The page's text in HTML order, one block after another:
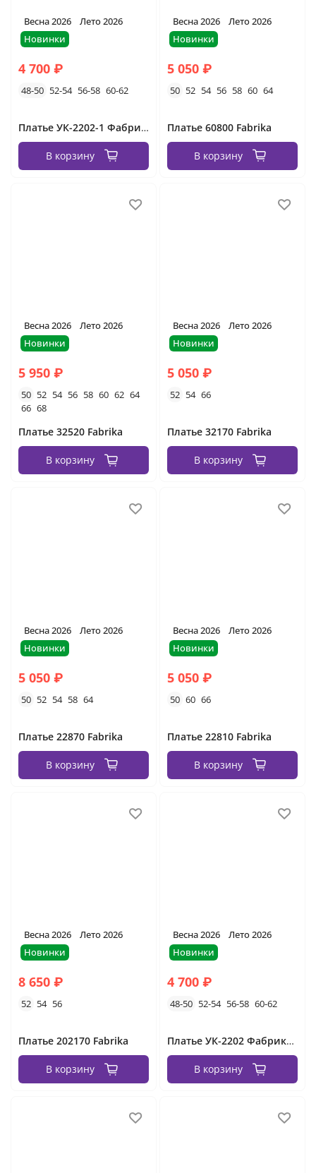
Весна 2026
Лето 2026
Новинки
4 700 ₽
48-50 52-54 56-58 60-62
Платье УК-2202-1 Фабрика Моды
В корзину
Весна 2026
Лето 2026
Новинки
5 050 ₽
50 52 54 56 58 60 64
Платье 60800 Fabrika
В корзину
Весна 2026
Лето 2026
Новинки
5 950 ₽
50 52 54 56 58 60 62 64
66 68
Платье 32520 Fabrika
В корзину
Весна 2026
Лето 2026
Новинки
5 050 ₽
52 54 66
Платье 32170 Fabrika
В корзину
Весна 2026
Лето 2026
Новинки
5 050 ₽
50 52 54 58 64
Платье 22870 Fabrika
В корзину
Весна 2026
Лето 2026
Новинки
5 050 ₽
50 60 66
Платье 22810 Fabrika
В корзину
Весна 2026
Лето 2026
Новинки
8 650 ₽
52 54 56
Платье 202170 Fabrika
В корзину
Весна 2026
Лето 2026
Новинки
4 700 ₽
48-50 52-54 56-58 60-62
Платье УК-2202 Фабрика Моды
В корзину